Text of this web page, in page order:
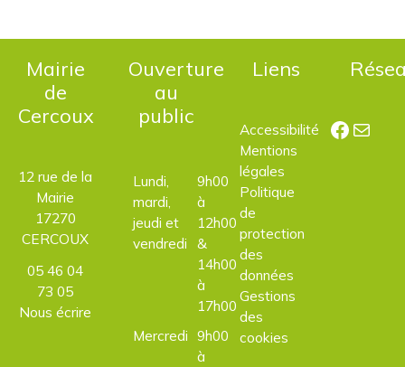
Mairie
de
Cercoux
12 rue de la
Mairie
17270
CERCOUX
05 46 04
73 05
Nous écrire
Ouverture
au
public
Lundi,
mardi,
jeudi et
vendredi
9h00
à
12h00
&
14h00
à
17h00
Mercredi 9h00
à
Liens
Accessibilité
Mentions
légales
Politique
de
protection
des
données
Gestions
des
cookies
E-mail